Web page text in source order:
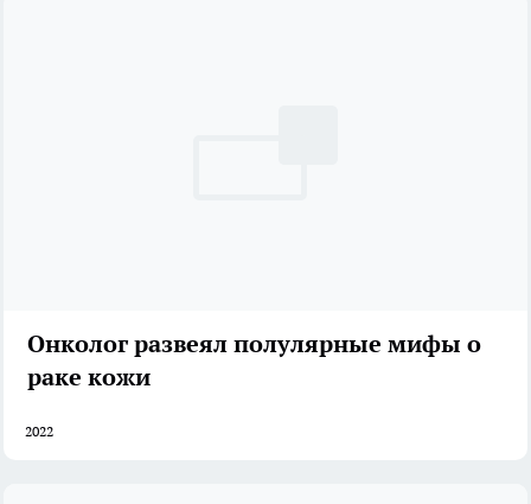
Онколог развеял полулярные мифы о
раке кожи
2022